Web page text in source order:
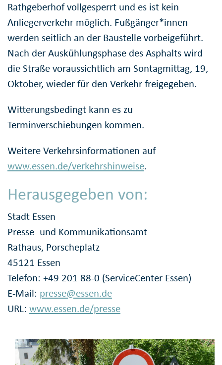
Rathgeberhof vollgesperrt und es ist kein
Anliegerverkehr möglich. Fußgänger*innen
werden seitlich an der Baustelle vorbeigeführt.
Nach der Auskühlungsphase des Asphalts wird
die Straße voraussichtlich am Sontagmittag, 19,
Oktober, wieder für den Verkehr freigegeben.
Witterungsbedingt kann es zu
Terminverschiebungen kommen.
Weitere Verkehrsinformationen auf
www.essen.de/verkehrshinweise.
Herausgegeben von:
Stadt Essen
Presse- und Kommunikationsamt
Rathaus, Porscheplatz
45121 Essen
Telefon: +49 201 88-0 (ServiceCenter Essen)
E-Mail: presse@essen.de
URL: www.essen.de/presse